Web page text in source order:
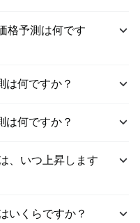
格予測は何です
は何ですか？
は何ですか？
、いつ上昇します
いくらですか？